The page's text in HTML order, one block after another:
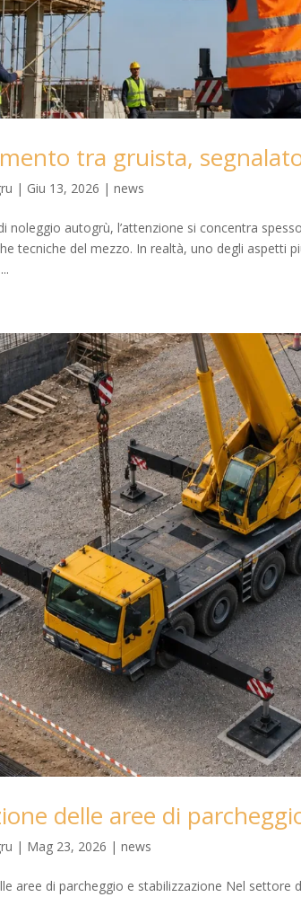
tra gruista,
| Giu 13, 2026 |news
noleggio autogrù, l’attenzione si concentra
tecniche del mezzo. In realtà, uno degli aspetti
delle aree di
| Mag 23, 2026 |news
aree di parcheggio e stabilizzazione Nel